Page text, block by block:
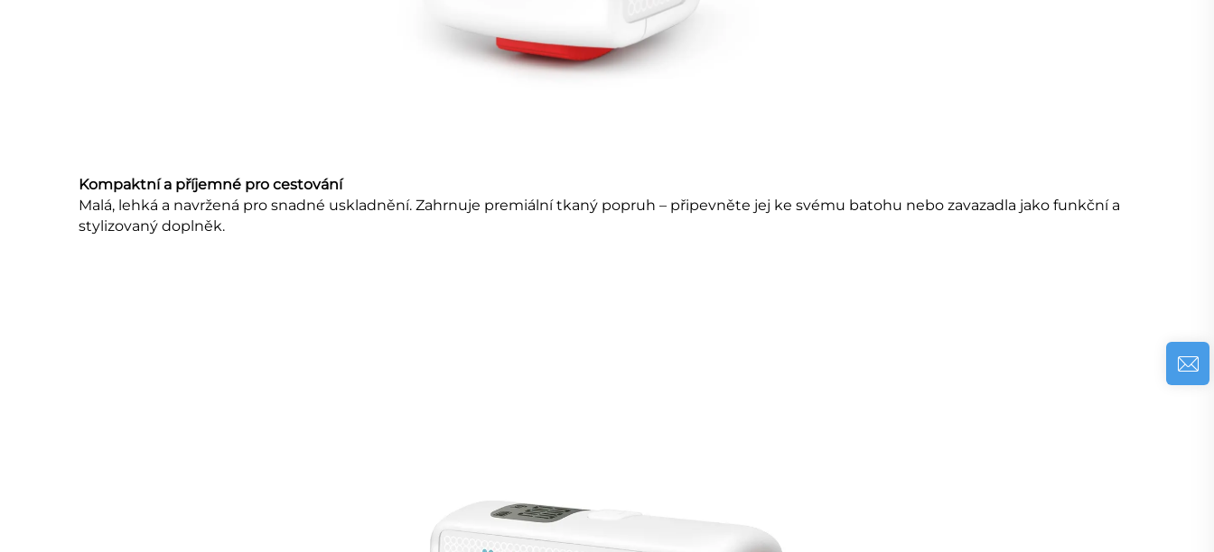
Kompaktní a příjemné pro cestování
Malá, lehká a navržená pro snadné uskladnění. Zahrnuje premiální tkaný popruh – připevněte jej ke svému batohu nebo zavazadla jako funkční a
stylizovaný doplněk.